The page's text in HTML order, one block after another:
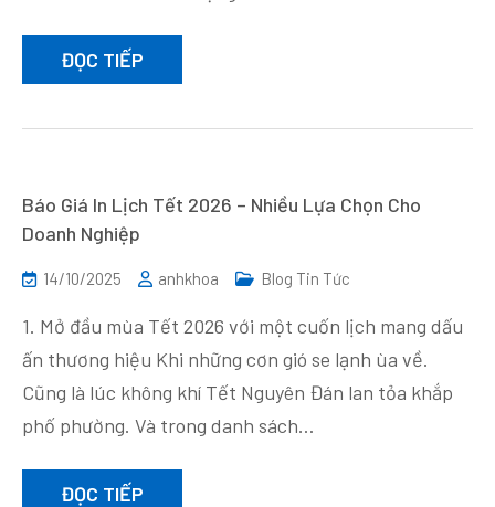
ĐỌC TIẾP
Báo Giá In Lịch Tết 2026 – Nhiều Lựa Chọn Cho
Doanh Nghiệp
14/10/2025 anhkhoa Blog Tin Tức
1. Mở đầu mùa Tết 2026 với một cuốn lịch mang dấu
ấn thương hiệu Khi những cơn gió se lạnh ùa về.
Cũng là lúc không khí Tết Nguyên Đán lan tỏa khắp
phố phường. Và trong danh sách…
ĐỌC TIẾP